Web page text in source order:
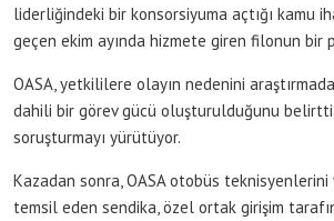
liderliğindeki bir konsorsiyuma açtığı kamu
geçen ekim ayında hizmete giren filonun bir
OASA, yetkililere olayın nedenini
dahili bir görev gücü oluşturulduğunu
soruşturmayı yürütüyor.
Kazadan sonra, OASA otobüs
temsil eden sendika, özel ortak girişim